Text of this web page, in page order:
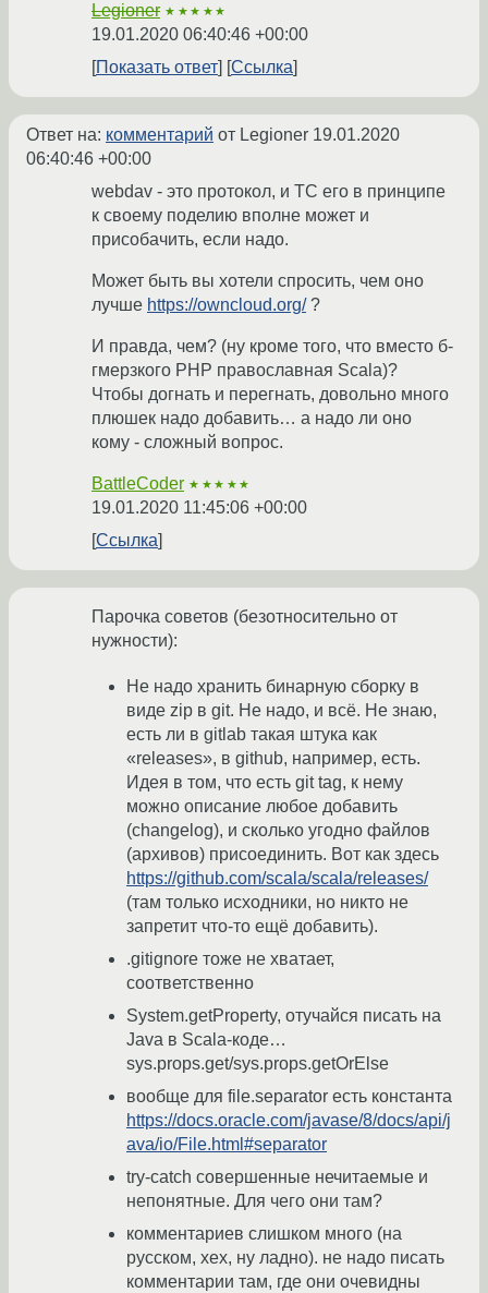
Legioner ★★★★★
19.01.2020 06:40:46 +00:00
Показать ответ
Ссылка
Ответ на: комментарий от Legioner 19.01.2020
06:40:46 +00:00
webdav - это протокол, и ТС его в принципе
к своему поделию вполне может и
присобачить, если надо.
Может быть вы хотели спросить, чем оно
лучше https://owncloud.org/?
И правда, чем? (ну кроме того, что вместо б-
гмерзкого PHP православная Scala)?
Чтобы догнать и перегнать, довольно много
плюшек надо добавить… а надо ли оно
кому - сложный вопрос.
BattleCoder ★★★★★
19.01.2020 11:45:06 +00:00
Ссылка
Парочка советов (безотносительно от
нужности):
Не надо хранить бинарную сборку в
виде zip в git. Не надо, и всё. Не знаю,
есть ли в gitlab такая штука как
«releases», в github, например, есть.
Идея в том, что есть git tag, к нему
можно описание любое добавить
(changelog), и сколько угодно файлов
(архивов) присоединить. Вот как здесь
https://github.com/scala/scala/releases/
(там только исходники, но никто не
запретит что-то ещё добавить).
.gitignore тоже не хватает,
соответственно
System.getProperty, отучайся писать на
Java в Scala-коде…
sys.props.get/sys.props.getOrElse
вообще для file.separator есть константа
https://docs.oracle.com/javase/8/docs/api/j
ava/io/File.html#separator
try-catch совершенные нечитаемые и
непонятные. Для чего они там?
комментариев слишком много (на
русском, хех, ну ладно). не надо писать
комментарии там, где они очевидны